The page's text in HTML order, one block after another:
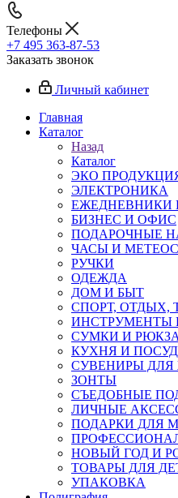
Телефоны
+7 495 363-87-53
Заказать звонок
Личный кабинет
Главная
Каталог
Назад
Каталог
ЭКО
ЭЛЕКТРОНИКА
ЕЖЕДНЕВНИКИ
БИЗНЕС И ОФИС
ПОДАРОЧНЫЕ
ЧАСЫ И
РУЧКИ
ОДЕЖДА
ДОМ И БЫТ
СПОРТ, ОТДЫХ,
ИНСТРУМЕНТЫ
СУМКИ И
КУХНЯ И
СУВЕНИРЫ
ЗОНТЫ
СЪЕДОБНЫЕ
ЛИЧНЫЕ
ПОДАРКИ ДЛЯ
НОВЫЙ ГОД И
ТОВАРЫ ДЛЯ
УПАКОВКА